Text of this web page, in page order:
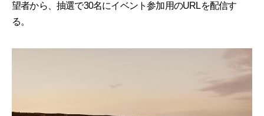
望者から、抽選で30名にイベント参加用のURLを配信す
る。